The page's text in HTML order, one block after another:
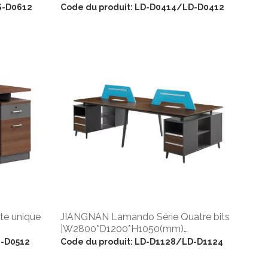
D0612
|W1200*D1200*H1050(mm)
Code du produit: LD-D0414/LD-D0412
unique
D0512
JIANGNAN Lamando Série Quatre bits
|W2800*D1200*H1050(mm)
|L2400*D1200*H1050(mm)
Code du produit: LD-D1128/LD-D1124